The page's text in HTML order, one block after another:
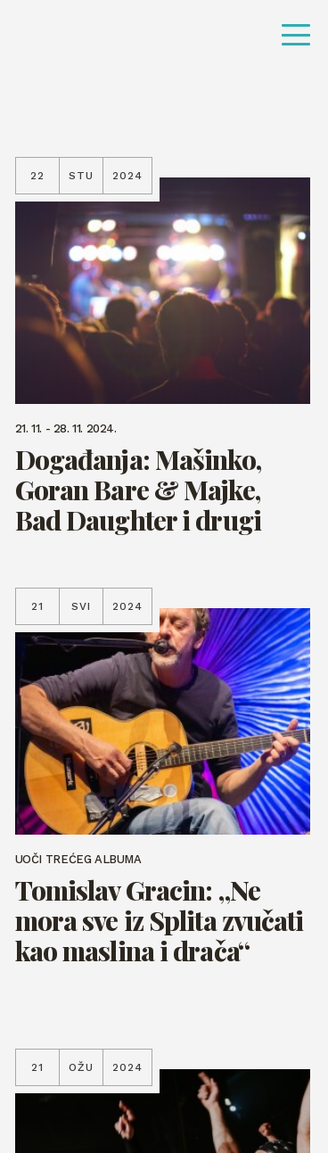
22 STU 2024
21. 11. - 28. 11. 2024.
Događanja: Mašinko,
Goran Bare & Majke,
Bad Daughter i drugi
21 SVI 2024
UOČI TREĆEG ALBUMA
Tomislav Gracin: „Ne
mora sve iz Splita zvučati
kao maslina i drača“
21 OŽU 2024